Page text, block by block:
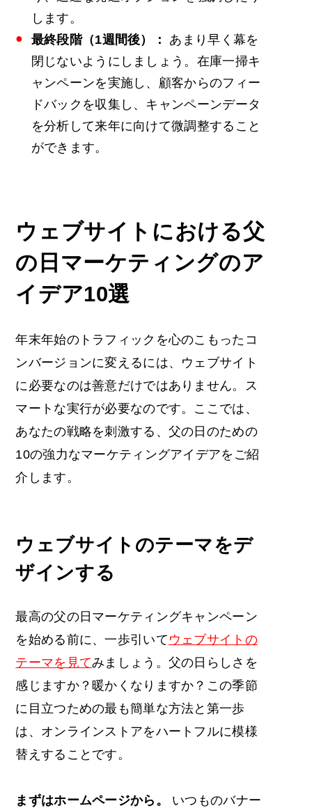
します。
最終段階（1週間後）： あまり早く幕を
閉じないようにしましょう。在庫一掃キ
ャンペーンを実施し、顧客からのフィー
ドバックを収集し、キャンペーンデータ
を分析して来年に向けて微調整すること
ができます。
ウェブサイトにおける父
の日マーケティングのア
イデア10選
年末年始のトラフィックを心のこもったコ
ンバージョンに変えるには、ウェブサイト
に必要なのは善意だけではありません。ス
マートな実行が必要なのです。ここでは、
あなたの戦略を刺激する、 父の日のための
10の強力なマーケティングアイデアを ご紹
介します。
ウェブサイトのテーマをデ
ザインする
最高の父の日マーケティングキャンペーン
を始める前に、一歩引いて ウェブサイトの
テーマを見てみましょう。父の日らしさを
感じますか？暖かくなりますか？この季節
に目立つための最も簡単な方法と第一歩
は、オンラインストアをハートフルに模様
替えすることです。
まずはホームページから。 いつものバナー